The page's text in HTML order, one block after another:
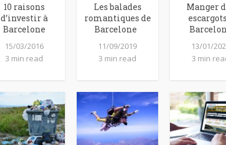
10 raisons
d’investir à
Barcelone
15/03/2016
3 min read
Les balades
romantiques de
Barcelone
11/09/2019
3 min read
Manger
13/01/
3 min